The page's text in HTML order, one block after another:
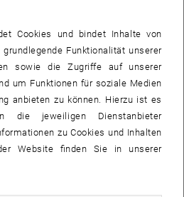
sich Die Instabilen in einem
in der Verlängerung durch ein
kürten sich zu einem würdigen Sieger
Lindenlaub angefertigte
Mannschaften durch eine
von Dekan Professor Herbert
Dekanats für Technische Chemie
übernommen hat, überreicht.
Cookies und bindet Inhalte von
Funktionalität unserer
sowie die Zugriffe auf unserer
um Funktionen für soziale Medien
anbieten zu können. Hierzu ist es
die jeweiligen Dienstanbieter
zu Cookies und Inhalten
Website finden Sie in unserer